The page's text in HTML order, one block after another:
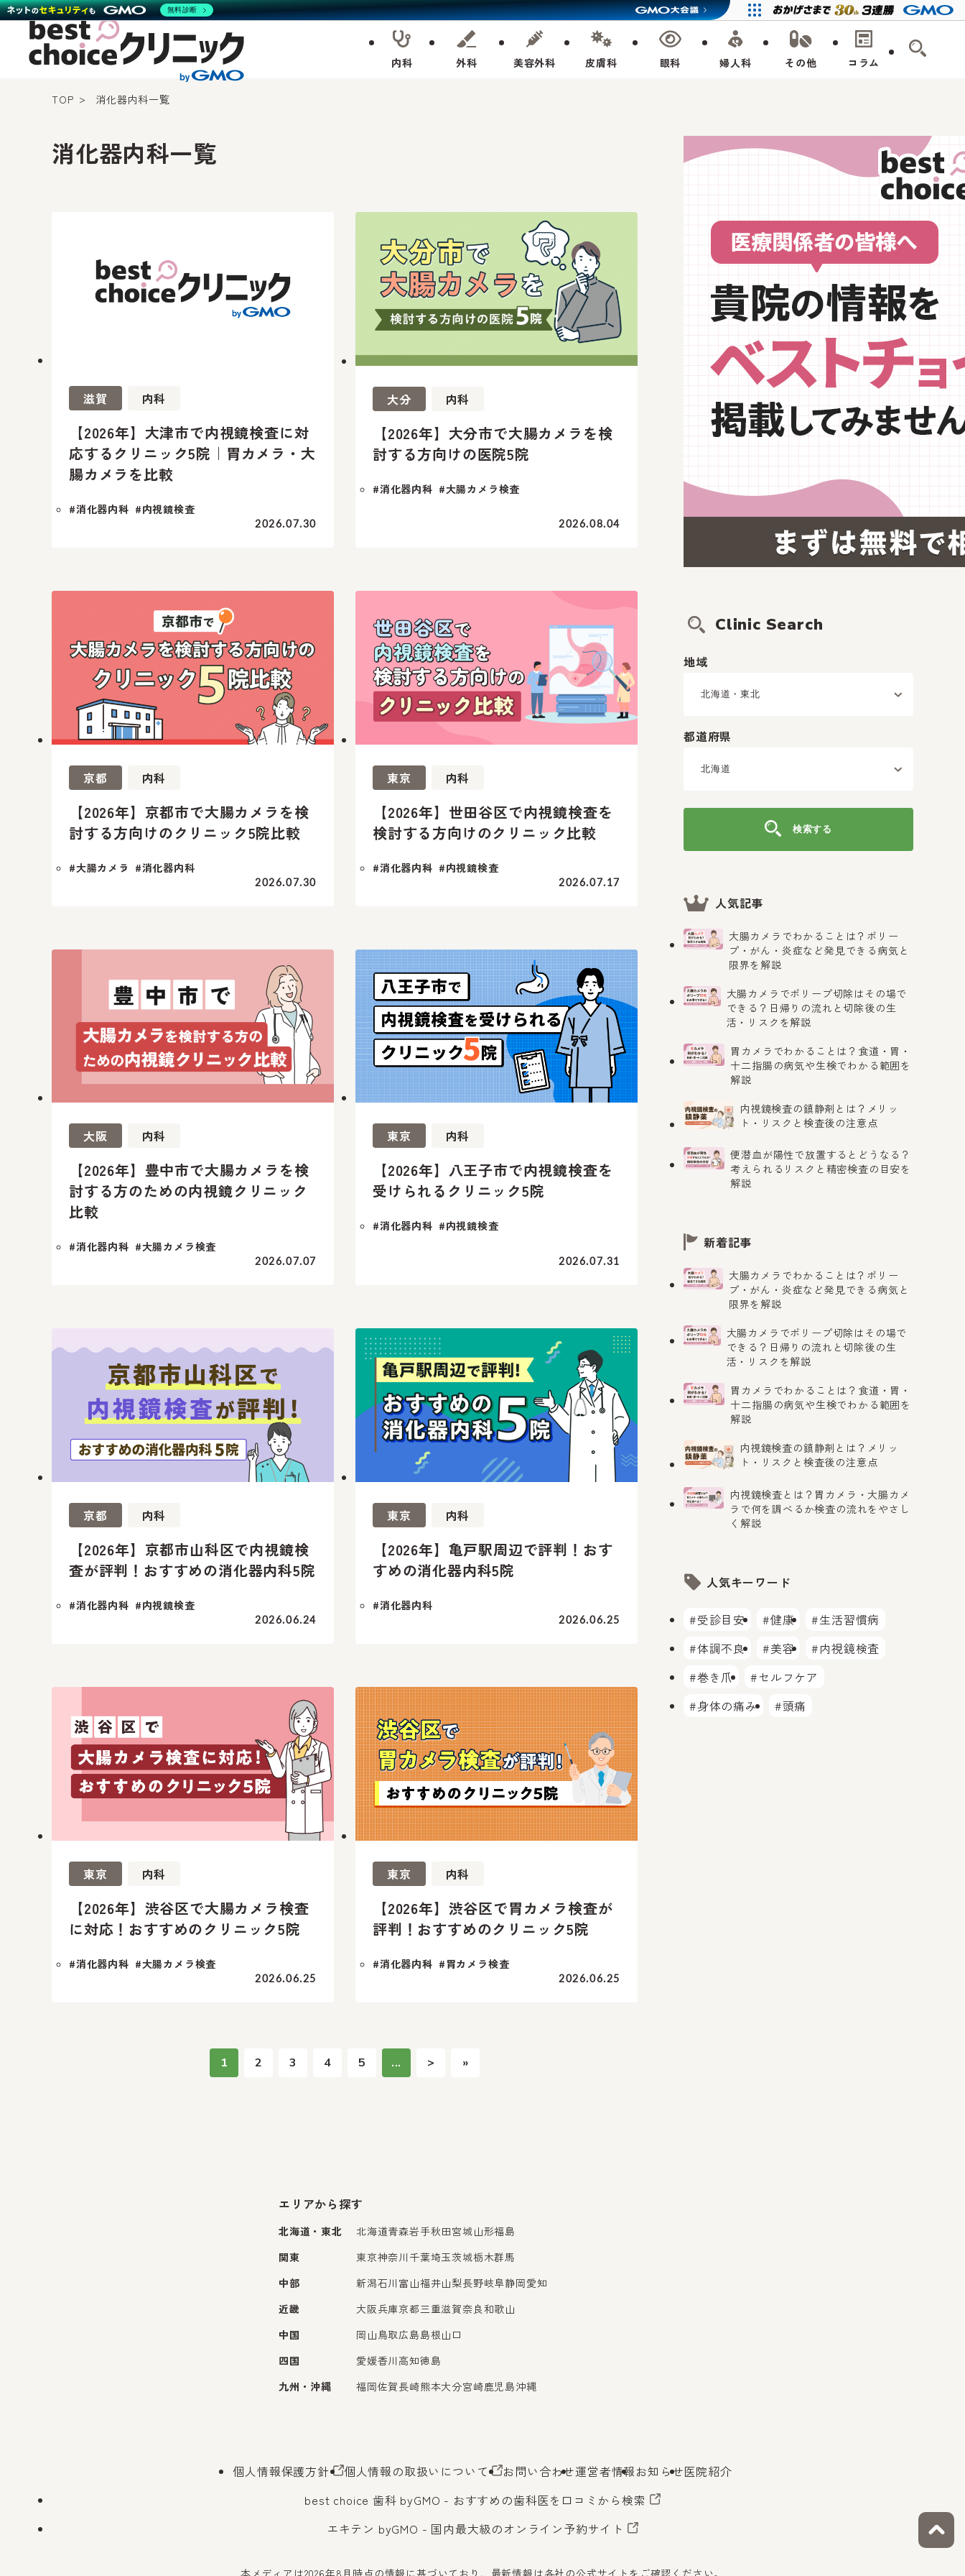
内科 外科 美容外科 皮膚科 眼科 婦人科 その他 コラム
TOP 消化器内科一覧
消化器内科一覧
滋賀 内科
【2026年】大津市で内視鏡検査に対
応するクリニック5院｜胃カメラ・大
腸カメラを比較
#消化器内科 #内視鏡検査
2026.07.30
大分 内科
【2026年】大分市で大腸カメラを検
討する方向けの医院5院
#消化器内科 #大腸カメラ検査
2026.08.04
京都 内科
【2026年】京都市で大腸カメラを検
討する方向けのクリニック5院比較
#大腸カメラ #消化器内科
2026.07.30
東京 内科
【2026年】世田谷区で内視鏡検査を
検討する方向けのクリニック比較
#消化器内科 #内視鏡検査
2026.07.17
大阪 内科
【2026年】豊中市で大腸カメラを検
討する方のための内視鏡クリニック
比較
#消化器内科 #大腸カメラ検査
2026.07.07
東京 内科
【2026年】八王子市で内視鏡検査を
受けられるクリニック5院
#消化器内科 #内視鏡検査
2026.07.31
京都 内科
【2026年】京都市山科区で内視鏡検
査が評判！おすすめの消化器内科5院
#消化器内科 #内視鏡検査
2026.06.24
東京 内科
【2026年】亀戸駅周辺で評判！おす
すめの消化器内科5院
#消化器内科
2026.06.25
東京 内科
【2026年】渋谷区で大腸カメラ検査
に対応！おすすめのクリニック5院
#消化器内科 #大腸カメラ検査
2026.06.25
東京 内科
【2026年】渋谷区で胃カメラ検査が
評判！おすすめのクリニック5院
#消化器内科 #胃カメラ検査
2026.06.25
1 2 3 4 5 ... > »
Clinic Search
地域
都道府県
検索する
人気記事
大腸カメラでわかることは？ポリー
プ・がん・炎症など発見できる病気と
限界を解説
大腸カメラでポリープ切除はその場で
できる？日帰りの流れと切除後の生
活・リスクを解説
胃カメラでわかることは？食道・胃・
十二指腸の病気や生検でわかる範囲を
解説
内視鏡検査の鎮静剤とは？メリッ
ト・リスクと検査後の注意点
便潜血が陽性で放置するとどうなる？
考えられるリスクと精密検査の目安を
解説
新着記事
大腸カメラでわかることは？ポリー
プ・がん・炎症など発見できる病気と
限界を解説
大腸カメラでポリープ切除はその場で
できる？日帰りの流れと切除後の生
活・リスクを解説
胃カメラでわかることは？食道・胃・
十二指腸の病気や生検でわかる範囲を
解説
内視鏡検査の鎮静剤とは？メリッ
ト・リスクと検査後の注意点
内視鏡検査とは？胃カメラ・大腸カメ
ラで何を調べるか検査の流れをやさし
く解説
人気キーワード
#受診目安 #健康
#生活習慣病
#体調不良
#美容
#内視鏡検査
#巻き爪
#セルフケア
#身体の痛み
#頭痛
エリアから探す
北海道・東北 北海道青森岩手秋田宮城山形福島
関東
東京神奈川 千葉埼玉茨城栃木群馬
中部
新潟石川 富山福井山梨長野岐阜静岡愛知
近畿
大阪兵庫京都三重滋賀奈良和歌山
中国
岡山 鳥取広島島根山口
四国
愛媛香川 高知徳島
九州・沖縄
福岡佐賀長崎熊本大分宮崎鹿児島沖縄
個人情報保護方針 個人情報の取扱いについて お問い合わせ運営者情報お知らせ医院紹介
best choice 歯科 byGMO - おすすめの歯科医を口コミから検索
エキテン byGMO - 国内最大級のオンライン予約サイト
本メディアは2026年8月時点の情報に基づいており、最新情報は各社の公式サイトをご確認ください。
無料診断